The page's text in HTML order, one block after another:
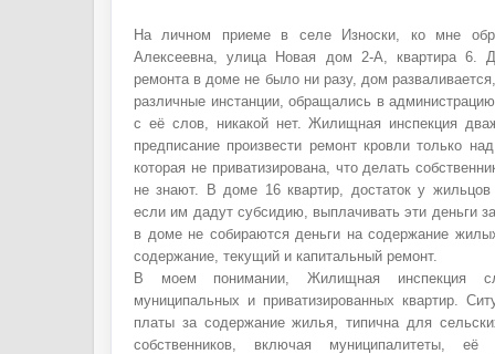
На личном приеме в селе Износки, ко мне
Алексеевна, улица Новая дом 2-А, квартира 6.
ремонта в доме не было ни разу, дом
различные инстанции, обращались в
с её слов, никакой нет. Жилищная инспекция
предписание произвести ремонт кровли только
которая не приватизирована, что делать
не знают. В доме 16 квартир, достаток у
если им дадут субсидию, выплачивать эти деньги
в доме не собираются деньги на содержание
содержание, текущий и капитальный ремонт.
В моем понимании, Жилищная инспекция
муниципальных и приватизированных квартир.
платы за содержание жилья, типична для
собственников, включая муниципалитеты,